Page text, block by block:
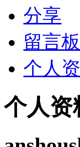
分享
留言板
个人
个人资